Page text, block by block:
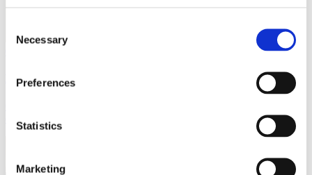
Selection
Necessary
Preferences
Statistics
Marketing
Bologna, successo per il debutto di Italia Viva